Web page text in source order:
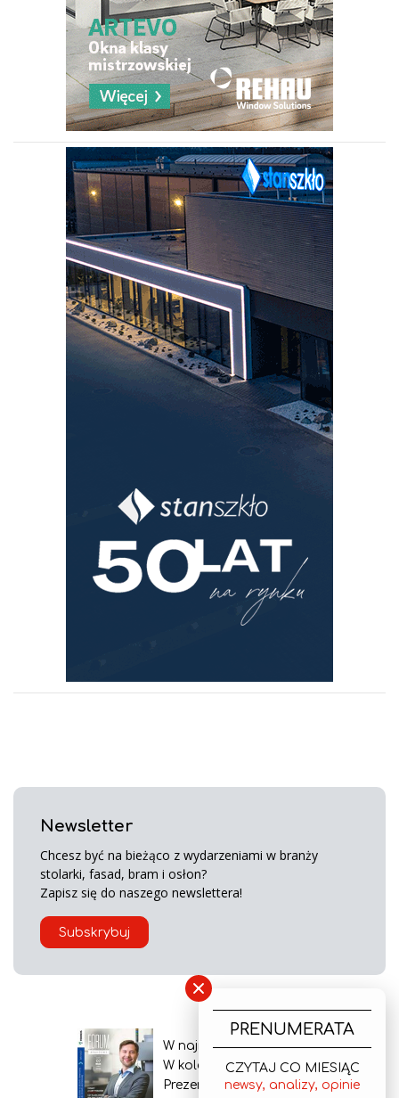
Newsletter
Chcesz być na bieżąco z wydarzeniami w branży
stolarki, fasad, bram i osłon?
Zapisz się do naszego newslettera!
Subskrybuj
W najnowszym wydaniu
W kolejnym numerze
Prezentacja gazety
×
PRENUMERATA
CZYTAJ CO MIESIĄC
newsy, analizy, opinie